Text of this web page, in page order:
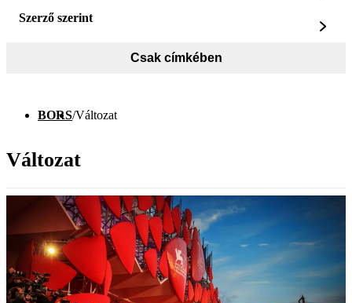
Szerző szerint
Csak címkében
BORS/Változat
Változat